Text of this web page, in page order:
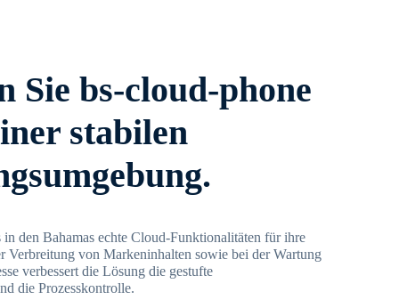
Sie bs-cloud-phone
stabilen
in den Bahamas echte Cloud-Funktionalitäten für ihre
Verbreitung von Markeninhalten sowie bei der Wartung
verbessert die Lösung die gestufte
die Prozesskontrolle.